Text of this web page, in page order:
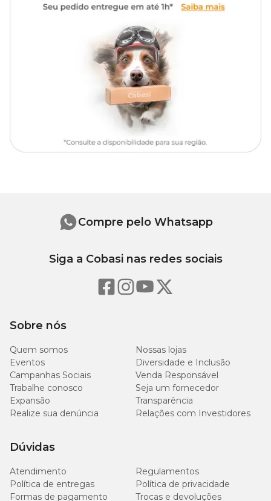
Nenhum brinquedo para pets é indestrutível. Embora sejam
projetados para suportar o uso e oferecer diversão segura, todos os
brinquedos têm limitações e podem se desgastar ou ser
danificados. É muito importante supervisionar seu pet durante as
brincadeiras e substituir brinquedos danificados imediatamente
para garantir a segurança do seu animal. A segurança e o bem-
estar do seu pet são prioridades, e a manutenção adequada dos
Sobre nós
Quem somos
Nossas lojas
Eventos
Diversidade e Inclusão
Campanhas Sociais
Venda Responsável
Trabalhe conosco
Seja um fornecedor
Expansão
Transparência
Realize sua denúncia
Relações com Investidores
Dúvidas
Atendimento
Regulamentos
Política de entregas
Política de privacidade
Formas de pagamento
Trocas e devoluções
Compre pelo Whatsapp
Siga a Cobasi nas redes sociais